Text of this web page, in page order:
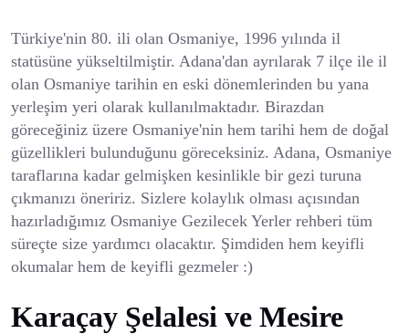
Türkiye'nin 80. ili olan Osmaniye, 1996 yılında il
statüsüne yükseltilmiştir. Adana'dan ayrılarak 7 ilçe ile il
olan Osmaniye tarihin en eski dönemlerinden bu yana
yerleşim yeri olarak kullanılmaktadır. Birazdan
göreceğiniz üzere Osmaniye'nin hem tarihi hem de doğal
güzellikleri bulunduğunu göreceksiniz. Adana, Osmaniye
taraflarına kadar gelmişken kesinlikle bir gezi turuna
çıkmanızı öneririz. Sizlere kolaylık olması açısından
hazırladığımız Osmaniye Gezilecek Yerler rehberi tüm
süreçte size yardımcı olacaktır. Şimdiden hem keyifli
okumalar hem de keyifli gezmeler :)
Karaçay Şelalesi ve Mesire